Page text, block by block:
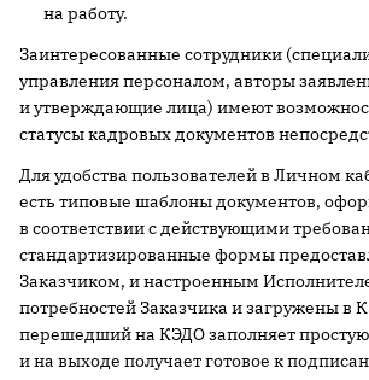
на работу.
Заинтересованные сотрудники
управления персоналом, авторы
и утверждающие лица) имеют
статусы кадровых документов
Для удобства пользователей в Личном
есть типовые шаблоны документов,
в соответствии с действующими
стандартизированные формы
Заказчиком, и настроенным
потребностей Заказчика и загружены в
перешедший на КЭДО заполняет
и на выходе получает готовое к